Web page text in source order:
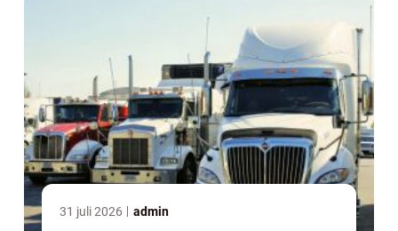
31 juli 2026 admin